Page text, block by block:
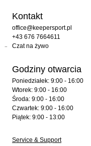
Kontakt
office@keepersport.pl
+43 676 7664611
Czat na żywo
Godziny otwarcia
Poniedziałek: 9:00 - 16:00
Wtorek: 9:00 - 16:00
Środa: 9:00 - 16:00
Czwartek: 9:00 - 16:00
Piątek: 9:00 - 13:00
Service & Support